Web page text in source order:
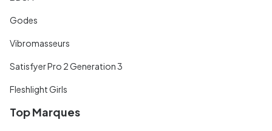
Godes
Vibromasseurs
Satisfyer Pro 2 Generation 3
Fleshlight Girls
Top Marques